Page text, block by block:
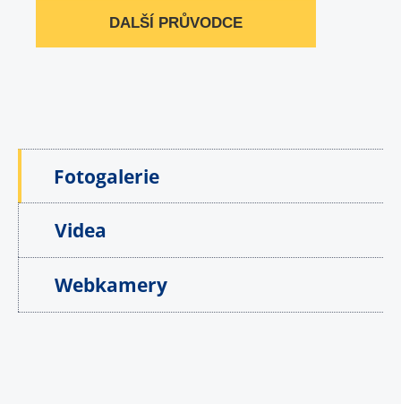
DALŠÍ PRŮVODCE
Fotogalerie
Videa
Webkamery